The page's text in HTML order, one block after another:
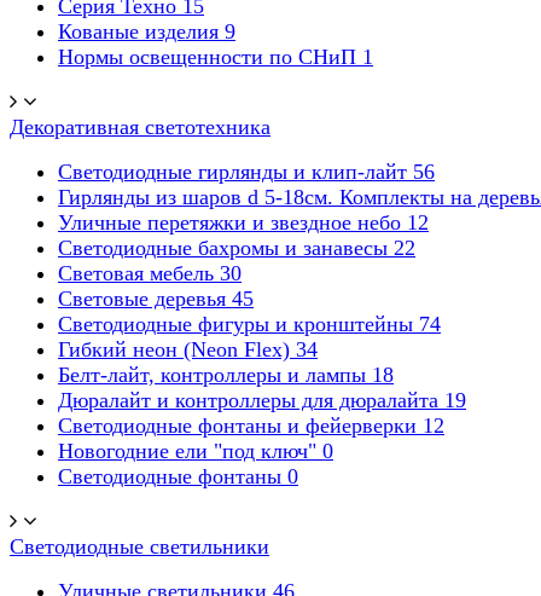
Серия Техно 15
Кованые изделия 9
Нормы освещенности по СНиП 1
Декоративная светотехника
Светодиодные гирлянды и клип-лайт 56
Гирлянды из шаров d 5-18cм. Комплекты на
Уличные перетяжки и звездное небо 12
Светодиодные бахромы и занавесы 22
Световая мебель 30
Световые деревья 45
Светодиодные фигуры и кронштейны 74
Гибкий неон (Neon Flex) 34
Белт-лайт, контроллеры и лампы 18
Дюралайт и контроллеры для дюралайта 19
Светодиодные фонтаны и фейерверки 12
Новогодние ели "под ключ" 0
Светодиодные фонтаны 0
Светодиодные светильники
Уличные светильники 46